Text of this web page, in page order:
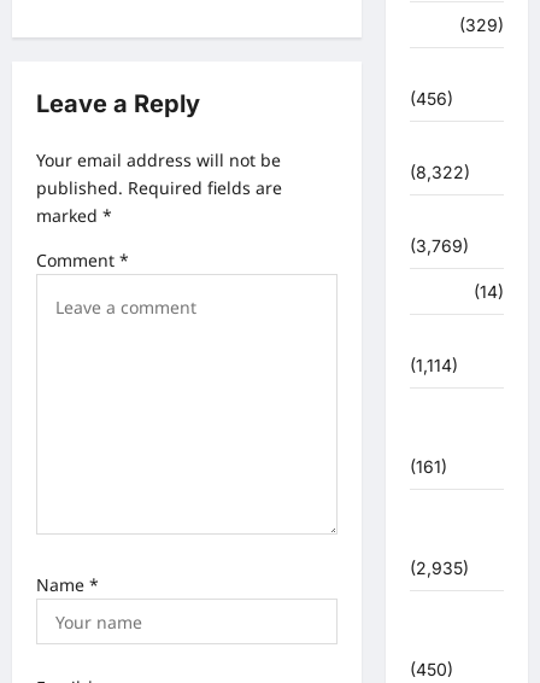
g
t
i
o
n
Leave a Reply
Your email address will not be
published. Required fields are
marked *
Comment *
Name *
(329)
(456)
(8,322)
(3,769)
(14)
(1,114)
(161)
(2,935)
(450)